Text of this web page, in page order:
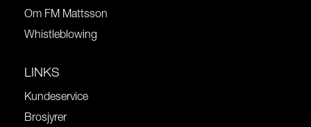
Om FM Mattsson
Whistleblowing
LINKS
Kundeservice
Brosjyrer